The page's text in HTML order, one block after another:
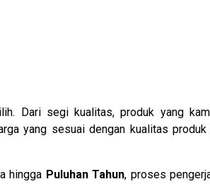
Dari segi kualitas, produk yang
yang sesuai dengan kualitas
hingga Puluhan Tahun, proses